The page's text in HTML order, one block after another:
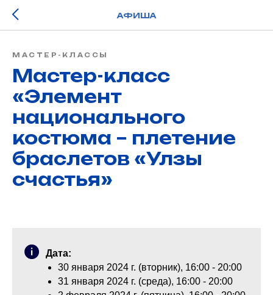
АФИША
МАСТЕР-КЛАССЫ
Мастер-класс
«Элемент
национального
костюма – плетение
браслетов «Улзы
счастья»
Дата:
30 января 2024 г. (вторник), 16:00 - 20:00
31 января 2024 г. (среда), 16:00 - 20:00